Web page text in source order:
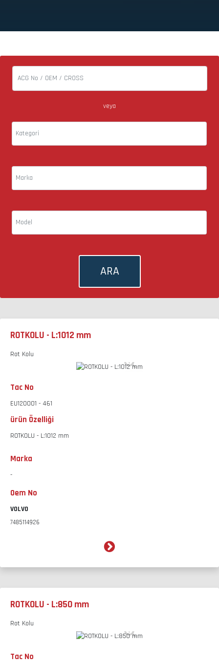
veya
Kategori
Marka
Model
ARA
ROTKOLU - L:1012 mm
Rot Kolu
Tac No
EU120001 - 461
ürün Özelliği
ROTKOLU - L:1012 mm
Marka
-
Oem No
VOLVO
7485114926
ROTKOLU - L:850 mm
Rot Kolu
Tac No